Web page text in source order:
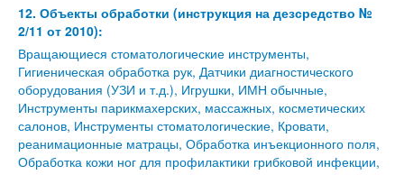
12. Объекты обработки (инструкция на дезсредство №
2/11 от 2010):
Вращающиеся стоматологические инструменты,
Гигиеническая обработка рук, Датчики диагностического
оборудования (УЗИ и т.д.), Игрушки, ИМН обычные,
Инструменты парикмахерских, массажных, косметических
салонов, Инструменты стоматологические, Кровати,
реанимационные матрацы, Обработка инъекционного поля,
Обработка кожи ног для профилактики грибковой инфекции,